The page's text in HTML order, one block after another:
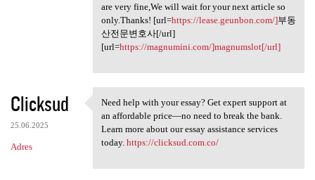
are very fine,We will wait for your next article so
only.Thanks! [url=https://lease.geunbon.com/]부동
산전문변호사[/url]
[url=https://magnumini.com/]magnumslot[/url]
Clicksud
25.06.2025
Adres
Need help with your essay?
Need help with your essay? Get expert support at
an affordable price—no need to break the bank.
Learn more about our essay assistance services
today. https://clicksud.com.co/